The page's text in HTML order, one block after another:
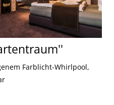
Farblicht-Whirlpool,